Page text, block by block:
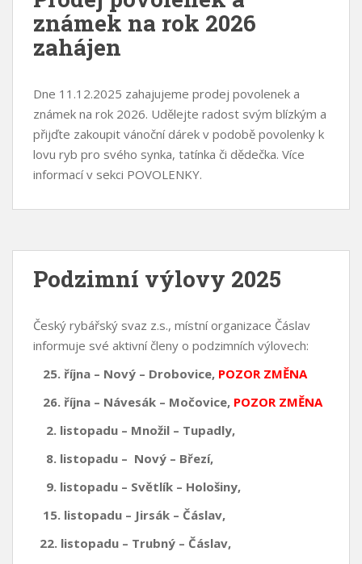
známek na rok 2026
zahájen
Dne 11.12.2025 zahajujeme prodej povolenek a
známek na rok 2026. Udělejte radost svým blízkým a
přijďte zakoupit vánoční dárek v podobě povolenky k
lovu ryb pro svého synka, tatínka či dědečka. Více
informací v sekci POVOLENKY.
Podzimní výlovy 2025
Český rybářský svaz z.s., místní organizace Čáslav
informuje své aktivní členy o podzimních výlovech:
25. října – Nový – Drobovice, POZOR ZMĚNA
26. října – Návesák – Močovice, POZOR ZMĚNA
2. listopadu – Množil – Tupadly,
8. listopadu – Nový – Březí,
9. listopadu – Světlík – Hološiny,
15. listopadu – Jirsák – Čáslav,
22. listopadu – Trubný – Čáslav,